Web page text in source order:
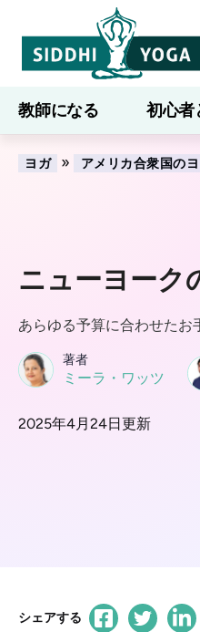
教師になる 初心者
ブログ 学ぶ
ヨガ » アメリカ合衆国の
ニューヨーク
あらゆる予算に合わせたお
著者
ミーラ・ワッツ
2025年4月24日更新
シェアする